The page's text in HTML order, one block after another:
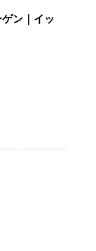
ン｜イッ